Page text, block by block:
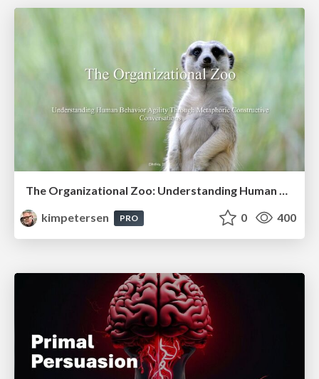
The Organizational Zoo: Understanding Human Behavior Agility Through Metaphoric Constructive Conversations (based on the works of Arthur Shelley, Ph.D)
kimpetersen
PRO 0 400